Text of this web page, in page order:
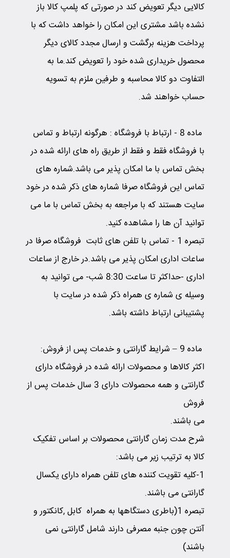
کالایی دیگر تعویض کند در صورتی که پلمپ کالا باز
نشده باشد مشتری این امکان را خواهد داشت که با
پرداخت هزینه برگشت و ارسال مجدد کالای دیگر
محصول خریداری شده خود را تعویض کند.ما به
التفاوت دو کالا محاسبه و طرفین ملزم به تسویه
حساب خواهند شد.
ماده 8 - ارتباط با فروشگاه : هرگونه ارتباط و تماس
با فروشگاه فقط و فقط از طریق راه های ارائه شده در
بخش تماس با ما امکان پذیر می باشد.شماره های
تماس این فروشگاه صرفا شماره های ذکر شده در خود
سایت هستند که با مراجعه به بخش تماس با ما می
توانید آن ها را مشاهده کنید.
تبصره 1
- تماس با تلفن های ثابت فروشگاه صرفا در
ساعات اداری امکان پذیر می باشد.در خارج از ساعات
اداری -حداکثر تا ساعت 8:30 شب-
می توانید به
وسیله ی شماره ی همراه ذکر شده در سایت با
پشتیبانی ارتباط داشته باشد.
ماده 9 – شرایط گارانتی و خدمات پس از فروش:
اکثر کالاها و محصولات ارائه شده در فروشگاه دارای
گارانتی و همه محصولات دارای 3 سال خدمات پس از
فروش
می باشند.
شرح مدت زمان گارانتی محصولات بر اساس تفکیک
کالا به ترتیب زیر می باشد:
1-کلیه تقویت کننده های تلفن همراه دارای یکسال
گارانتی می باشند.
تبصره 1(باطری دستگاهها به همراه کابل ,کانکتور و
آنتن چون جنبه مصرفی دارند شامل گارانتی نمی
باشند)